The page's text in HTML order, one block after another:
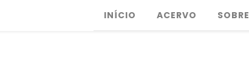
INÍCIO ACERVO SOBRE